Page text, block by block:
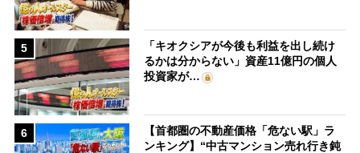
5
「キオクシアが今後も利益を出し続け
るかは分からない」資産11億円の個人
投資家が…
6
【首都圏の不動産価格「危ない駅」ラ
ンキング】“中古マンション売れ行き鈍